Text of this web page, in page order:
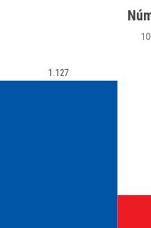
1.127